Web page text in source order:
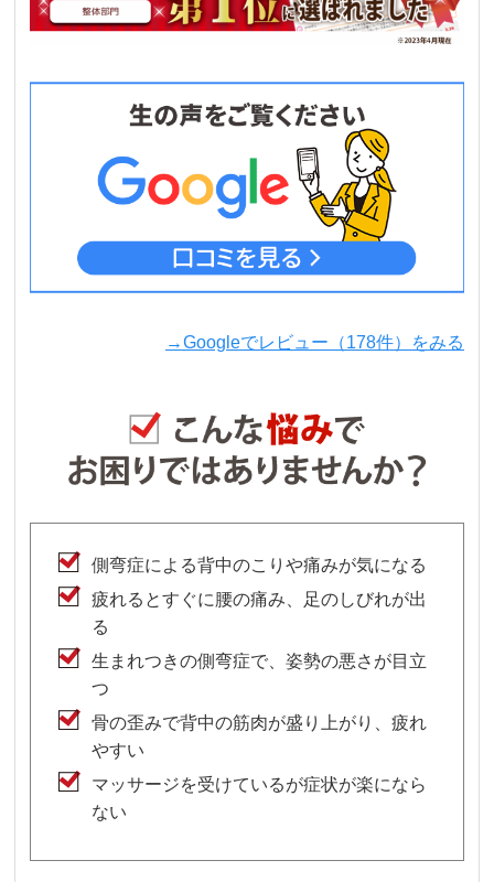
→Googleでレビュー（178件）をみる
側弯症による背中のこりや痛みが気になる
疲れるとすぐに腰の痛み、足のしびれが出
る
生まれつきの側弯症で、姿勢の悪さが目立
つ
骨の歪みで背中の筋肉が盛り上がり、疲れ
やすい
マッサージを受けているが症状が楽になら
ない